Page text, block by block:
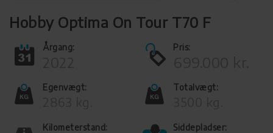
Hobby Optima On Tour T70 F
Årgang: Pris:
Egenvægt: Totalvægt:
Kilometerstand: Siddepladser: